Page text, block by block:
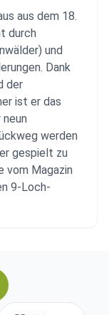
aus dem 18.
durch
und
Dank
der
ist er das
werden
gespielt zu
vom Magazin
9-Loch-